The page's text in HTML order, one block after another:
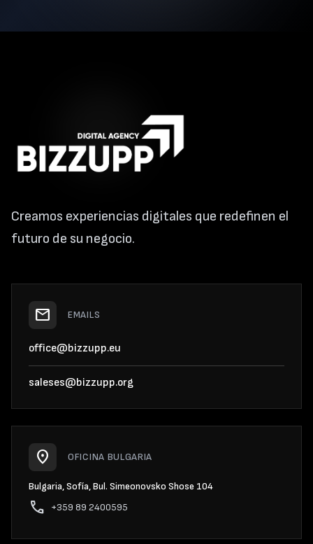
Creamos experiencias digitales que redefinen el
futuro de su negocio.
mail EMAILS
office@bizzupp.eu
saleses@bizzupp.org
location_on OFICINA BULGARIA
Bulgaria, Sofía, Bul. Simeonovsko Shose 104
phone +359 89 2400595